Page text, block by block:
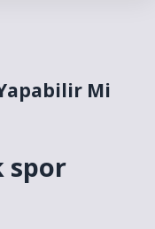
Mi
spor